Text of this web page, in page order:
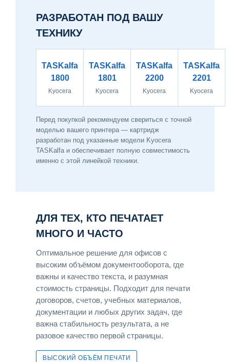
РАЗРАБОТАН ПОД ВАШУ
ТЕХНИКУ
TASKalfa
1800
Kyocera
TASKalfa
1801
Kyocera
TASKalfa
2200
Kyocera
TASKalfa
2201
Kyocera
Перед покупкой рекомендуем свериться с точной
моделью вашего принтера — картридж
разработан под указанные модели Kyocera
TASKalfa и обеспечивает полную совместимость
именно с этой линейкой техники.
ДЛЯ ТЕХ, КТО ПЕЧАТАЕТ
МНОГО И ЧАСТО
Оптимальное решение для офисов с
высоким объёмом документооборота, где
важны и качество текста, и разумная
стоимость страницы. Подходит для печати
договоров, счетов, учебных материалов,
документации и любых других задач, где
важна стабильность результата, а не
разовое качество первой страницы.
ВЫСОКИЙ ОБЪЁМ ПЕЧАТИ